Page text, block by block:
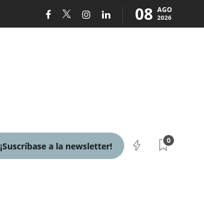
08 AGO
2026
¡Suscríbase a la newsletter!
0